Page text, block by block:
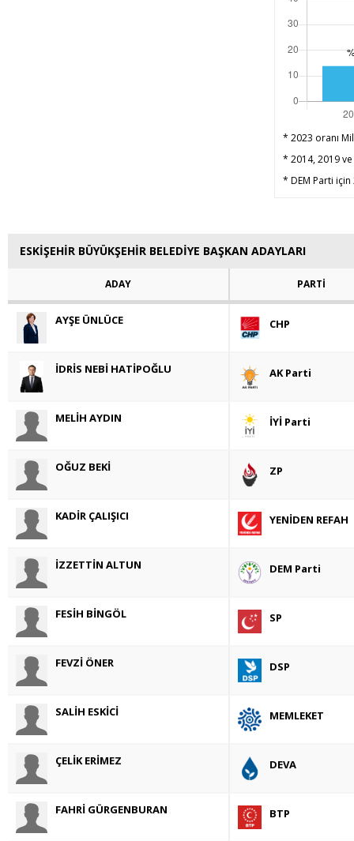
* 2023 oranı
* 2014, 2019
* DEM Parti için
ESKİŞEHİR BÜYÜKŞEHİR BELEDİYE BAŞKAN ADAYLARI
ADAY PARTİ
AYŞE ÜNLÜCE CHP
İDRİS NEBİ HATİPOĞLU AK Parti
MELİH AYDIN İYİ Parti
OĞUZ BEKİ ZP
KADİR ÇALIŞICI YENİDEN REFAH
İZZETTİN ALTUN DEM Parti
FESİH BİNGÖL SP
FEVZİ ÖNER DSP
SALİH ESKİCİ MEMLEKET
ÇELİK ERİMEZ DEVA
FAHRİ GÜRGENBURAN BTP